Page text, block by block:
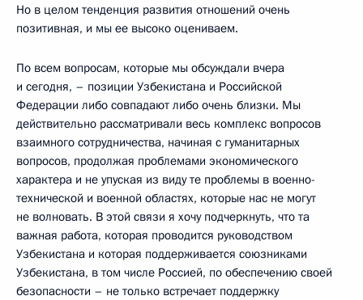
Но в целом тенденция развития отношений очень
позитивная, и мы ее высоко оцениваем.
По всем вопросам, которые мы обсуждали вчера
и сегодня, – позиции Узбекистана и Российской
Федерации либо совпадают либо очень близки. Мы
действительно рассматривали весь комплекс вопросов
взаимного сотрудничества, начиная с гуманитарных
вопросов, продолжая проблемами экономического
характера и не упуская из виду те проблемы в военно-
технической и военной областях, которые нас не могут
не волновать. В этой связи я хочу подчеркнуть, что та
важная работа, которая проводится руководством
Узбекистана и которая поддерживается союзниками
Узбекистана, в том числе Россией, по обеспечению своей
безопасности – не только встречает поддержку